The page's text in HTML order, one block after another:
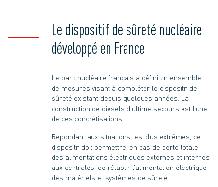
Le dispositif de sûreté nucléaire
développé en France
Le parc nucléaire français a défini un ensemble
de mesures visant à compléter le dispositif de
sûreté existant depuis quelques années. La
construction de diesels d’ultime secours est l’une
de ces concrétisations.
Répondant aux situations les plus extrêmes, ce
dispositif doit permettre, en cas de perte totale
des alimentations électriques externes et internes
aux centrales, de rétablir l’alimentation électrique
des matériels et systèmes de sûreté.